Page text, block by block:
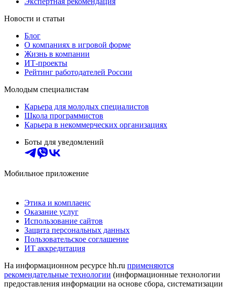
Новости и статьи
Блог
О компаниях в игровой форме
Жизнь в компании
ИТ-проекты
Рейтинг работодателей России
Молодым специалистам
Карьера для молодых специалистов
Школа программистов
Карьера в некоммерческих организациях
Боты для уведомлений
Мобильное приложение
Этика и комплаенс
Оказание услуг
Использование сайтов
Защита персональных данных
Пользовательское соглашение
ИТ аккредитация
На информационном ресурсе hh.ru применяются
рекомендательные технологии (информационные технологии
предоставления информации на основе сбора, систематизации